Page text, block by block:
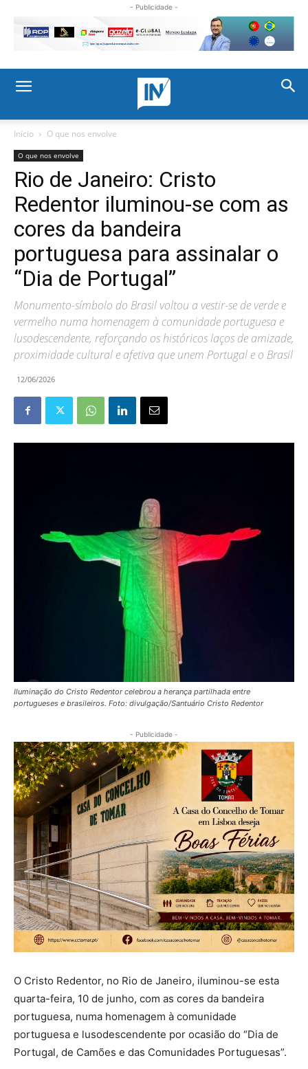
- Publicidade -
Início O que nos envolve
O que nos envolve
Rio de Janeiro: Cristo
Redentor iluminou-se com as
cores da bandeira
portuguesa para assinalar o
“Dia de Portugal”
Monumento-símbolo do Brasil voltou a vestir-se de verde e
vermelho numa homenagem à comunidade portuguesa e
lusodescendente, reforçando os históricos laços de amizade,
proximidade cultural e afetiva que unem Portugal e o Brasil
12/06/2026
Iluminação do Cristo Redentor celebrou a herança partilhada entre
portugueses e brasileiros. Foto: divulgação/Santuário Cristo Redentor
- Publicidade -
O Cristo Redentor, no Rio de Janeiro, iluminou-se esta
quarta-feira, 10 de junho, com as cores da bandeira
portuguesa, numa homenagem à comunidade
portuguesa e lusodescendente por ocasião do “Dia de
Portugal, de Camões e das Comunidades Portuguesas”.